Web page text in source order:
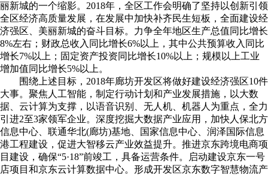
丽新城的一个缩影。2018年，全区工作会明确了坚持以创新引领
全区经济高质量发展，在发展中加快补齐民生短板，全面建设经
济强区、美丽新城的奋斗目标。力争全年地区生产总值同比增长
8%左右；财政总收入同比增长6%以上，其中公共预算收入同比
增长7%以上；固定资产投资同比增长10%以上；规模以上工业
增加值同比增长5%以上。
围绕上述目标，2018年廊坊开发区将做好建设经济强区10件
大事。聚焦人工智能，制定行动计划和产业发展措施，以大数
据、云计算为支撑，以语音识别、无人机、机器人为重点，全力
引进2至3家领军企业。深度挖掘大数据产业应用，加快人保北方
信息中心、联通华北(廊坊)基地、国家信息中心、润泽国际信息
港工程建设，促进大智移云产业效益提升。推进京东跨境电商项
目建设，确保“5·18”前竣工，具备运营条件。启动建设京东一号
店项目和京东云计算数据中心。形成开发区京东数字智慧物流产